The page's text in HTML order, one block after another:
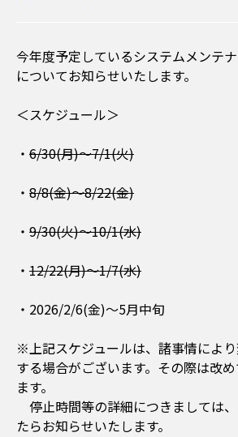
今年度予定しているシステムメンテ
についてお知らせいたします。
＜スケジュール＞
・ 6/30(月)～7/1(火)
・ 8/8(金)～8/22(金)
・ 9/30(火)～10/1(水)
・ 12/22(月)～1/7(水)
・2026/2/6(金)～5月中旬
※上記スケジュールは、諸事情によ
する場合がございます。その際は改
ます。
停止時間等の詳細につきましては
たらお知らせいたします。